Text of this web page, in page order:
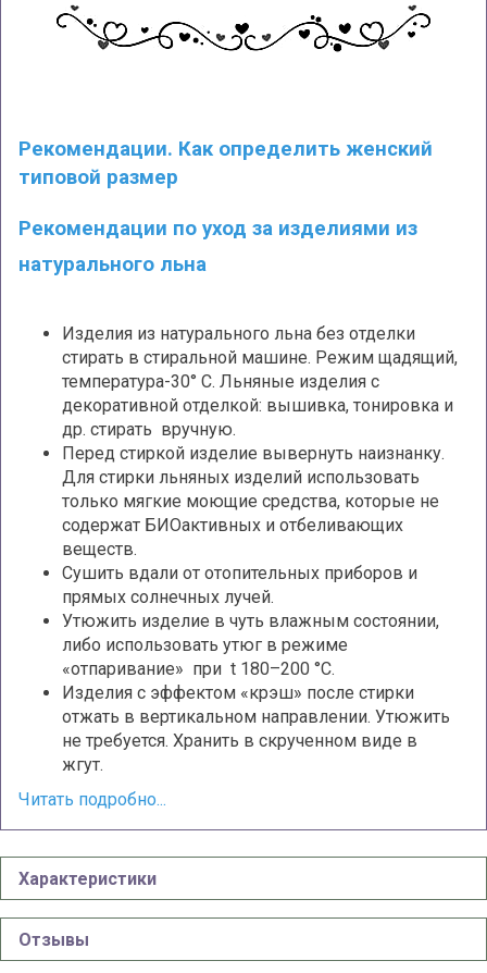
Рекомендации. Как определить женский
типовой размер
Рекомендации по уход за изделиями из
натурального льна
Изделия из натурального льна без отделки
стирать в стиральной машине. Режим щадящий,
температура-30° С. Льняные изделия с
декоративной отделкой: вышивка, тонировка и
др. стирать вручную.
Перед стиркой изделие вывернуть наизнанку.
Для стирки льняных изделий использовать
только мягкие моющие средства, которые не
содержат БИОактивных и отбеливающих
веществ.
Сушить вдали от отопительных приборов и
прямых солнечных лучей.
Утюжить изделие в чуть влажным состоянии,
либо использовать утюг в режиме
«отпаривание» при t 180–200 °С.
Изделия с эффектом «крэш» после стирки
отжать в вертикальном направлении. Утюжить
не требуется. Хранить в скрученном виде в
жгут.
Читать подробно...
Характеристики
Отзывы